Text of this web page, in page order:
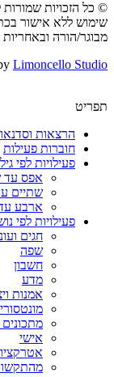
© כל הזכויות
שימוש ללא אישור
מבוגר/הורה
Limoncello Studio
תפריט
הרצאות
חוברות פעילות
פעילויות לפי גיל
אפס עד
שתיים
ארבע
פעילויות לפי
חגים
שפה
חשבון
מדע
אמנות
מונטסורי
מתכונים
אישי